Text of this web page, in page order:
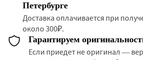
Петербурге
Доставка оплачивается при
около 300₽.
Гарантируем
Если приедет не оригинал —